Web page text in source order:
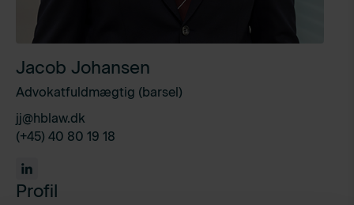
Jacob Johansen
Advokatfuldmægtig (barsel)
jj@hblaw.dk
(+45) 40 80 19 18
Profil